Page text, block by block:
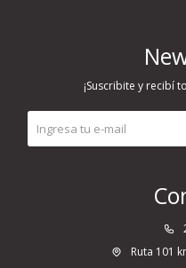
Ruta 101
¡Suscribite y recibí